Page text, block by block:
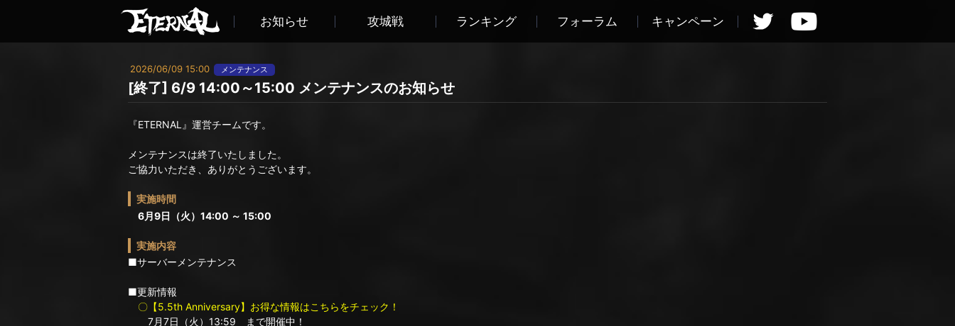
お知らせ 攻城戦 ランキング フォーラム キャンペーン
2026/06/09 15:00 メンテナンス
[終了] 6/9 14:00～15:00 メンテナンスのお知らせ
『ETERNAL』運営チームです。
メンテナンスは終了いたしました。
ご協力いただき、ありがとうございます。
実施時間
6月9日（火）14:00 ～ 15:00
実施内容
■サーバーメンテナンス
■更新情報
〇【5.5th Anniversary】お得な情報はこちらをチェック！
7月7日（火）13:59 まで開催中！